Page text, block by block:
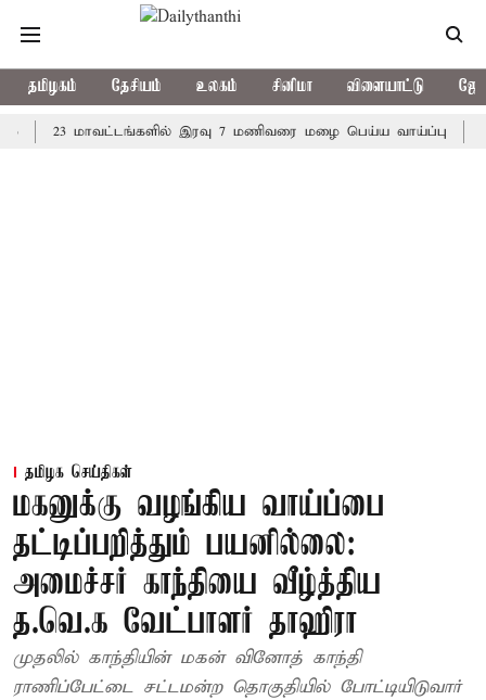
தமிழகம் தேசியம் உலகம் சினிமா விளையாட்டு
23 மாவட்டங்களில் இரவு 7 மணிவரை மழை பெய்ய வாய்ப்பு கொரிய
தமிழக செய்திகள்
மகனுக்கு வழங்கிய வாய்ப்பை
தட்டிப்பறித்தும் பயனில்லை:
அமைச்சர் காந்தியை வீழ்த்திய
த.வெ.க வேட்பாளர் தாஹிரா
முதலில் காந்தியின் மகன் வினோத் காந்தி
ராணிப்பேட்டை சட்டமன்ற தொகுதியில் போட்டியிடுவார்